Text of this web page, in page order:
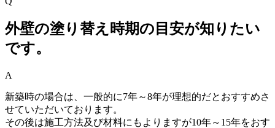
外壁の塗り替え時期の目安が知りたい
です。
A
新築時の場合は、一般的に7年～8年が理想的だとおすすめさ
せていただいております。
その後は施工方法及び材料にもよりますが10年～15年をおす